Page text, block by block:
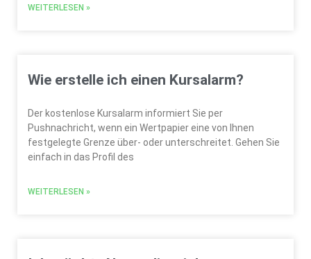
WEITERLESEN »
Wie erstelle ich einen Kursalarm?
Der kostenlose Kursalarm informiert Sie per
Pushnachricht, wenn ein Wertpapier eine von Ihnen
festgelegte Grenze über- oder unterschreitet. Gehen Sie
einfach in das Profil des
WEITERLESEN »